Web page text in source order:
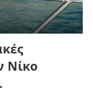
Νίκο